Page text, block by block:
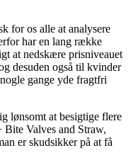
for os alle at analysere
har en lang række
at nedskære prisniveauet
desuden også til kvinder
gange yde fragtfri
lønsomt at besigtige flere
Bite Valves and Straw,
er skudsikker på at få